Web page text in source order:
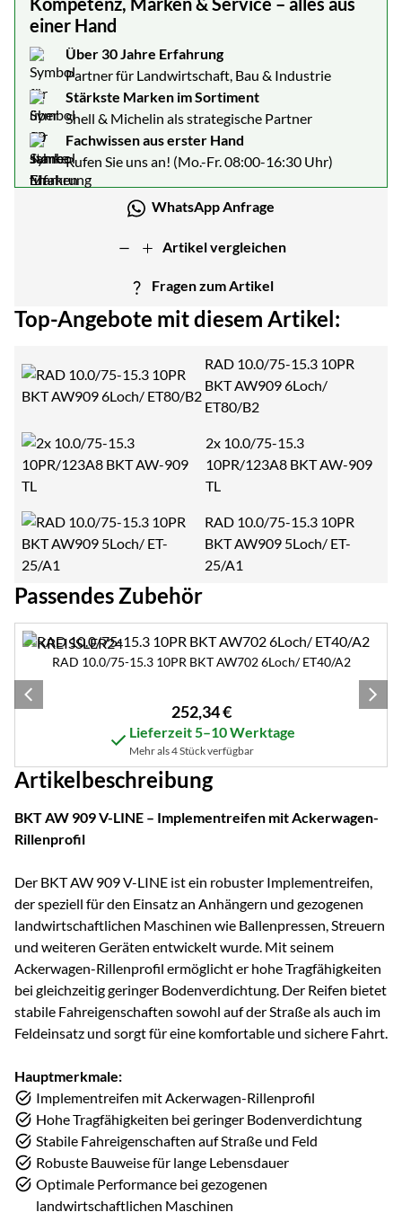
einer Hand
Über 30 Jahre Erfahrung
Partner für Landwirtschaft, Bau & Industrie
Stärkste Marken im Sortiment
Shell & Michelin als strategische Partner
Fachwissen aus erster Hand
Rufen Sie uns an! (Mo.-Fr. 08:00-16:30 Uhr)
WhatsApp Anfrage
Artikel vergleichen
Fragen zum Artikel
Top-Angebote mit diesem Artikel:
RAD 10.0/75-15.3 10PR
BKT AW909 6Loch/
ET80/B2
2x 10.0/75-15.3
10PR/123A8 BKT AW-909
TL
RAD 10.0/75-15.3 10PR
BKT AW909 5Loch/ ET-
25/A1
Passendes Zubehör
Zubehör überspringen
RAD 10.0/75-15.3 10PR BKT AW702 6Loch/ ET40/A2
252,34€
Lieferzeit 5–10 Werktage
Mehr als 4 Stück verfügbar
Artikelbeschreibung
BKT AW 909 V-LINE – Implementreifen mit Ackerwagen-
Rillenprofil
Der BKT AW 909 V-LINE ist ein robuster Implementreifen,
der speziell für den Einsatz an Anhängern und gezogenen
landwirtschaftlichen Maschinen wie Ballenpressen, Streuern
und weiteren Geräten entwickelt wurde. Mit seinem
Ackerwagen-Rillenprofil ermöglicht er hohe Tragfähigkeiten
bei gleichzeitig geringer Bodenverdichtung. Der Reifen bietet
stabile Fahreigenschaften sowohl auf der Straße als auch im
Feldeinsatz und sorgt für eine komfortable und sichere Fahrt.
Hauptmerkmale:
Implementreifen mit Ackerwagen-Rillenprofil
Hohe Tragfähigkeiten bei geringer Bodenverdichtung
Stabile Fahreigenschaften auf Straße und Feld
Robuste Bauweise für lange Lebensdauer
Optimale Performance bei gezogenen
landwirtschaftlichen Maschinen